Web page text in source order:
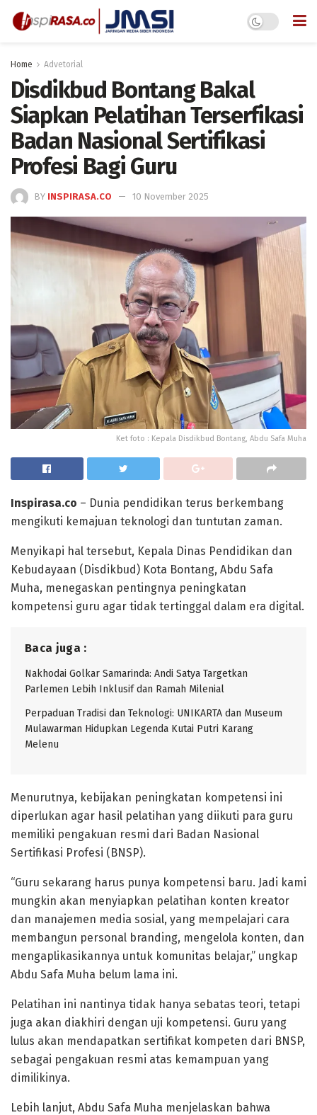
Home Advetorial
Disdikbud Bontang Bakal
Siapkan Pelatihan Terserfikasi
Badan Nasional Sertifikasi
Profesi Bagi Guru
BY INSPIRASA.CO 10 November 2025
Ket foto : Kepala Disdikbud Bontang, Abdu Safa Muha
Inspirasa.co – Dunia pendidikan terus berkembang
mengikuti kemajuan teknologi dan tuntutan zaman.
Menyikapi hal tersebut, Kepala Dinas Pendidikan dan
Kebudayaan (Disdikbud) Kota Bontang, Abdu Safa
Muha, menegaskan pentingnya peningkatan
kompetensi guru agar tidak tertinggal dalam era digital.
Baca juga :
Nakhodai Golkar Samarinda: Andi Satya Targetkan
Parlemen Lebih Inklusif dan Ramah Milenial
Perpaduan Tradisi dan Teknologi: UNIKARTA dan Museum
Mulawarman Hidupkan Legenda Kutai Putri Karang
Melenu
Menurutnya, kebijakan peningkatan kompetensi ini
diperlukan agar hasil pelatihan yang diikuti para guru
memiliki pengakuan resmi dari Badan Nasional
Sertifikasi Profesi (BNSP).
“Guru sekarang harus punya kompetensi baru. Jadi kami
mungkin akan menyiapkan pelatihan konten kreator
dan manajemen media sosial, yang mempelajari cara
membangun personal branding, mengelola konten, dan
mengaplikasikannya untuk komunitas belajar,” ungkap
Abdu Safa Muha belum lama ini.
Pelatihan ini nantinya tidak hanya sebatas teori, tetapi
juga akan diakhiri dengan uji kompetensi. Guru yang
lulus akan mendapatkan sertifikat kompeten dari BNSP,
sebagai pengakuan resmi atas kemampuan yang
dimilikinya.
Lebih lanjut, Abdu Safa Muha menjelaskan bahwa